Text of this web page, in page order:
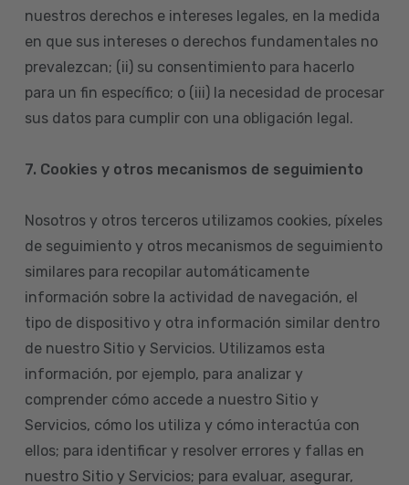
nuestros derechos e intereses legales, en la medida
en que sus intereses o derechos fundamentales no
prevalezcan; (ii) su consentimiento para hacerlo
para un fin específico; o (iii) la necesidad de procesar
sus datos para cumplir con una obligación legal.
7. Cookies y otros mecanismos de seguimiento
Nosotros y otros terceros utilizamos cookies, píxeles
de seguimiento y otros mecanismos de seguimiento
similares para recopilar automáticamente
información sobre la actividad de navegación, el
tipo de dispositivo y otra información similar dentro
de nuestro Sitio y Servicios. Utilizamos esta
información, por ejemplo, para analizar y
comprender cómo accede a nuestro Sitio y
Servicios, cómo los utiliza y cómo interactúa con
ellos; para identificar y resolver errores y fallas en
nuestro Sitio y Servicios; para evaluar, asegurar,